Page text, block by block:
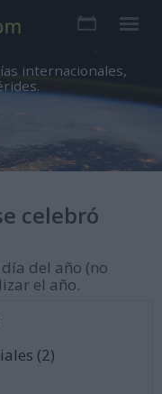
internacionales,
celebró
día del año (no
el año.
(2)